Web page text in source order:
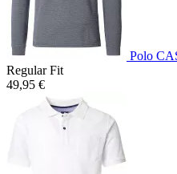
Polo
Regular Fit
49,95 €